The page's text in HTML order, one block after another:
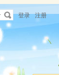
登录 注册